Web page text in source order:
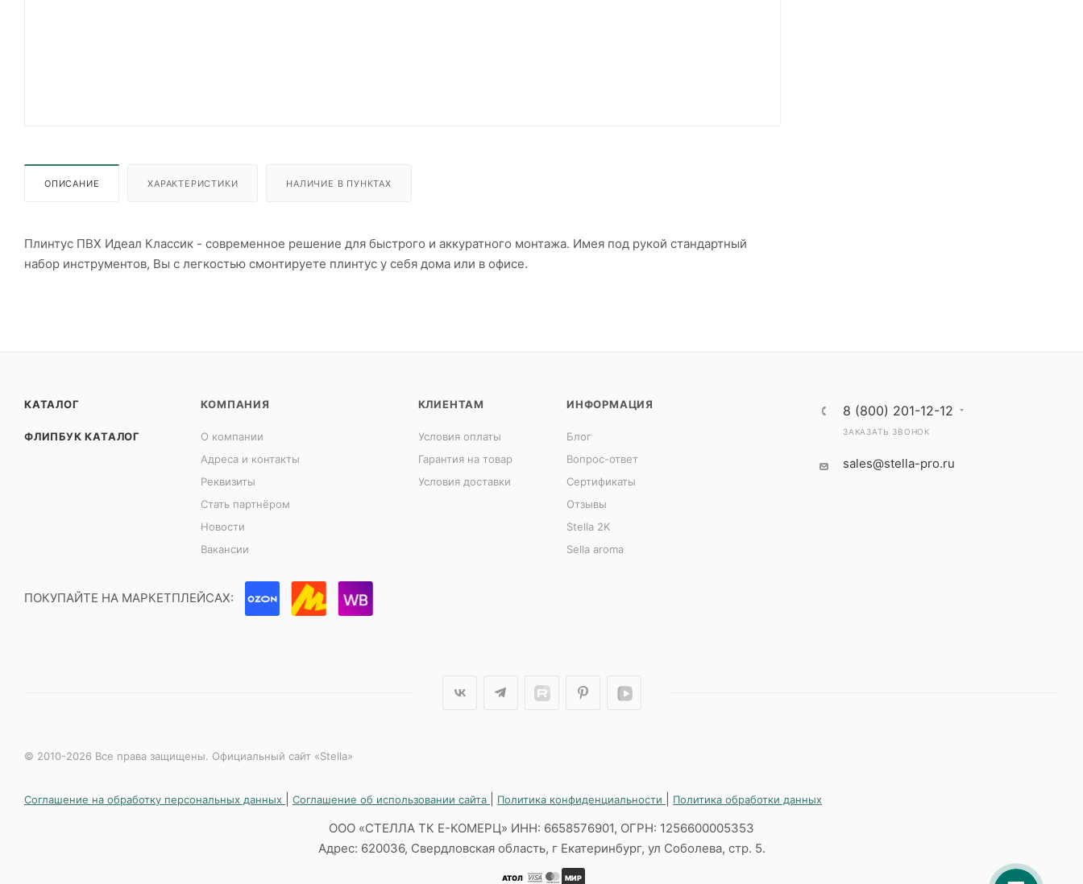
ОПИСАНИЕ ХАРАКТЕРИСТИКИ НАЛИЧИЕ В ПУНКТАХ
Плинтус ПВХ Идеал Классик - современное решение для быстрого и аккуратного монтажа. Имея под рукой стандартный
набор инструментов, Вы с легкостью смонтируете плинтус у себя дома или в офисе.
КАТАЛОГ
ФЛИПБУК КАТАЛОГ
КОМПАНИЯ
О компании
Адреса и контакты
Реквизиты
Стать партнёром
Новости
Вакансии
КЛИЕНТАМ
Условия оплаты
Гарантия на товар
Условия доставки
ИНФОРМАЦИЯ
Блог
Вопрос-ответ
Сертификаты
Отзывы
Stella 2K
Sella aroma
8 (800) 201-12-12
ЗАКАЗАТЬ ЗВОНОК
sales@stella-pro.ru
ПОКУПАЙТЕ НА МАРКЕТПЛЕЙСАХ:
© 2010-2026 Все права защищены. Официальный сайт «Stella»
Соглашение на обработку персональных данных Соглашение об использовании сайта Политика конфиденциальности Политика обработки данных
ООО «СТЕЛЛА ТК Е-КОМЕРЦ» ИНН: 6658576901, ОГРН: 1256600005353
Адрес: 620036, Свердловская область, г Екатеринбург, ул Соболева, стр. 5.
АТОЛ МИР